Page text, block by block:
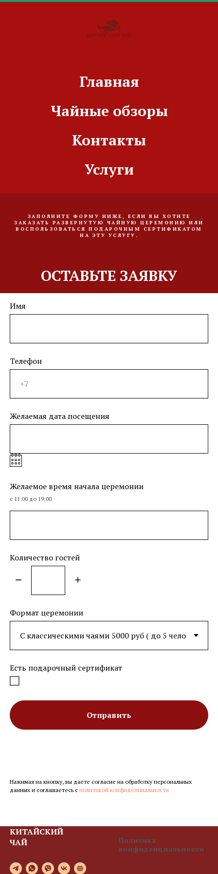
Главная
Чайные обзоры
Контакты
Услуги
ЗАПОЛНИТЕ ФОРМУ НИЖЕ, ЕСЛИ ВЫ ХОТИТЕ
ЗАКАЗАТЬ РАЗВЕРНУТУЮ ЧАЙНУЮ ЦЕРЕМОНИЮ ИЛИ
ВОСПОЛЬЗОВАТЬСЯ ПОДАРОЧНЫМ СЕРТИФИКАТОМ
НА ЭТУ УСЛУГУ.
ОСТАВЬТЕ ЗАЯВКУ
Имя
Телефон
Желаемая дата посещения
Желаемое время начала церемонии
с 11:00 до 19:00
Количество гостей
Формат церемонии
Есть подарочный сертификат
Отправить
Нажимая на кнопку, вы даете согласие на обработку персональных
данных и соглашаетесь c политикой конфиденциальности
КИТАЙСКИЙ
ЧАЙ
Политика
конфиденциальности